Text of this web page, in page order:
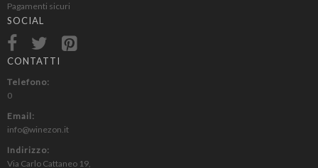
Pagamenti sicuri
SOCIAL
CONTATTI
Telefono:
0
Email:
info@winezon.it
Indirizzo:
Via Carlo Cattaneo 19,